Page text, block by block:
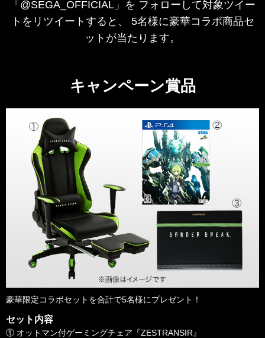
「@SEGA_OFFICIAL」を フォローして対象ツイー
トをリツイートすると、
5名様に豪華コラボ商品セ
ットが当たります。
キャンペーン賞品
豪華限定コラボセットを合計で5名様にプレゼント！
セット内容
① オットマン付ゲーミングチェア『ZESTRANSIR』